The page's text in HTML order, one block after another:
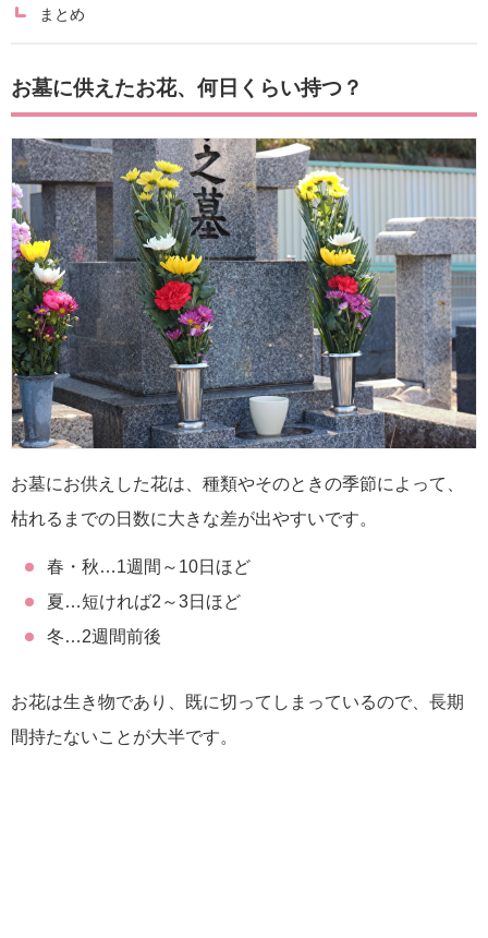
まとめ
お墓に供えたお花、何日くらい持つ？
お墓にお供えした花は、種類やそのときの季節によって、
枯れるまでの日数に大きな差が出やすいです。
春・秋…1週間～10日ほど
夏…短ければ2～3日ほど
冬…2週間前後
お花は生き物であり、既に切ってしまっているので、長期
間持たないことが大半です。